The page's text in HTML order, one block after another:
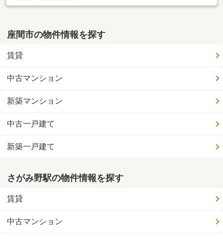
座間市の物件情報を探す
賃貸
中古マンション
新築マンション
中古一戸建て
新築一戸建て
さがみ野駅の物件情報を探す
賃貸
中古マンション